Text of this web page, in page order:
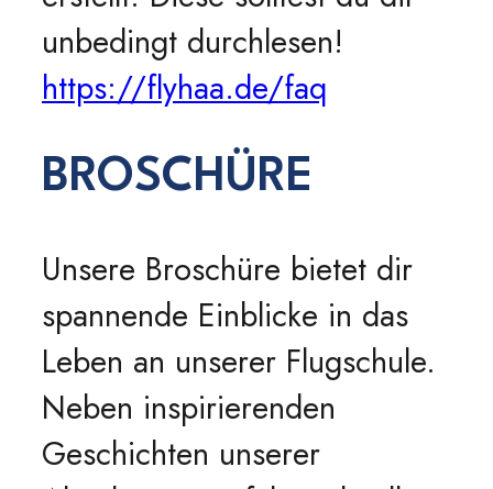
unbedingt durchlesen!
https://flyhaa.de/faq
BROSCHÜRE
Unsere Broschüre bietet dir
spannende Einblicke in das
Leben an unserer Flugschule.
Neben inspirierenden
Geschichten unserer